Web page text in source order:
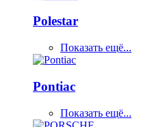
Polestar
Показать ещё...
Pontiac
Показать ещё...